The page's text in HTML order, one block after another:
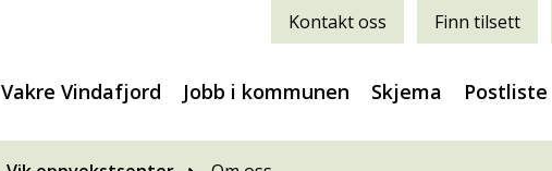
Kontakt oss Finn tilsett
Vakre Vindafjord Jobb i kommunen Skjema Postliste